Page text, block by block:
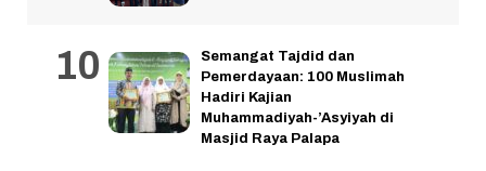
Semangat Tajdid dan
Pemerdayaan: 100 Muslimah
Hadiri Kajian
Muhammadiyah-’Asyiyah di
Masjid Raya Palapa